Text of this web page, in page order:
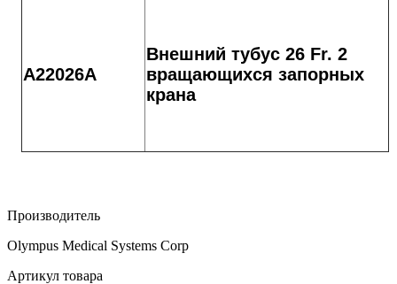
A22026A
Внешний тубус 26 Fr. 2
вращающихся запорных
крана
Производитель
Olympus Medical Systems Corp
Артикул товара